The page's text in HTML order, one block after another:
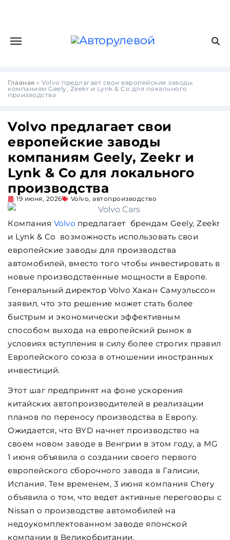
Главная » Volvo предлагает свои европейские заводы
компаниям Geely, Zeekr и Lynk & Co для локального
производства
Volvo предлагает свои
европейские заводы
компаниям Geely, Zeekr и
Lynk & Co для локального
производства
19 июня, 2026 Volvo, автопроизводство
Компания Volvo предлагает брендам Geely, Zeekr
и Lynk & Co возможность использовать свои
европейские заводы для производства
автомобилей, вместо того чтобы инвестировать в
новые производственные мощности в Европе.
Генеральный директор Volvo Хакан Самуэльссон
заявил, что это решение может стать более
быстрым и экономически эффективным
способом выхода на европейский рынок в
условиях вступления в силу более строгих правил
Европейского союза в отношении иностранных
инвестиций.
Этот шаг предпринят на фоне ускорения
китайских автопроизводителей в реализации
планов по переносу производства в Европу.
Ожидается, что BYD начнет производство на
своем новом заводе в Венгрии в этом году, а MG
1 июня объявила о создании своего первого
европейского сборочного завода в Галисии,
Испания. Тем временем, 3 июня компания Chery
объявила о том, что ведет активные переговоры с
Nissan о производстве автомобилей на
недоукомплектованном заводе японской
компании в Великобритании.